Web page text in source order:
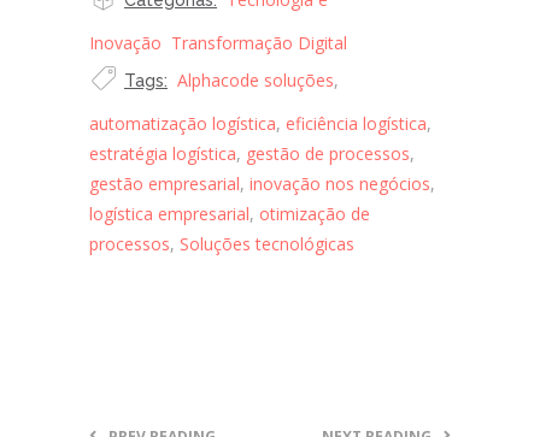
Inovação Transformação Digital
Tags: Alphacode soluções,
automatização logística, eficiência logística,
estratégia logística, gestão de processos,
gestão empresarial, inovação nos negócios,
logística empresarial, otimização de
processos, Soluções tecnológicas